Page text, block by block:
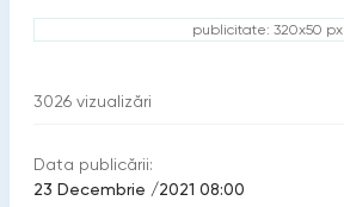
publicitate: 320x50 px
3026 vizualizări
Data publicării:
23 Decembrie /2021 08:00